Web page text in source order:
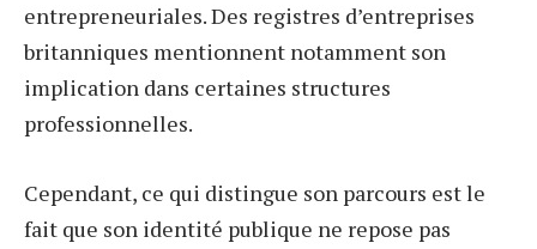
entrepreneuriales. Des registres d’entreprises
britanniques mentionnent notamment son
implication dans certaines structures
professionnelles.
Cependant, ce qui distingue son parcours est le
fait que son identité publique ne repose pas